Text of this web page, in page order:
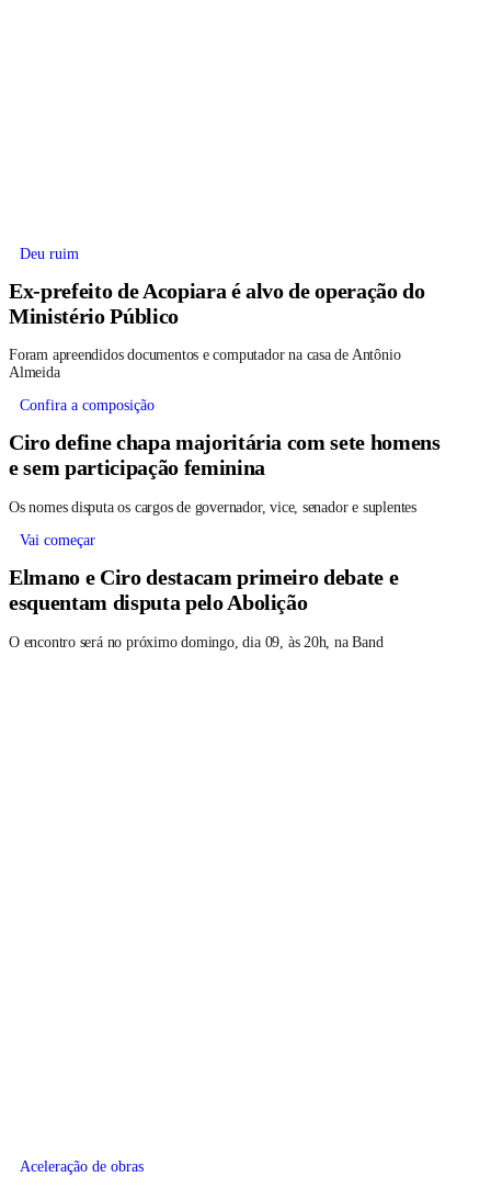
Deu ruim
Ex-prefeito de Acopiara é alvo de operação do
Ministério Público
Foram apreendidos documentos e computador na casa de Antônio
Almeida
Confira a composição
Ciro define chapa majoritária com sete homens
e sem participação feminina
Os nomes disputa os cargos de governador, vice, senador e suplentes
Vai começar
Elmano e Ciro destacam primeiro debate e
esquentam disputa pelo Abolição
O encontro será no próximo domingo, dia 09, às 20h, na Band
Aceleração de obras